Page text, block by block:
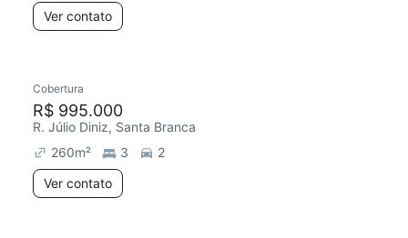
Ver contato
Redecorar
Cobertura
R$ 995.000
R. Júlio Diniz, Santa Branca
260m² 3
2
Ver contato